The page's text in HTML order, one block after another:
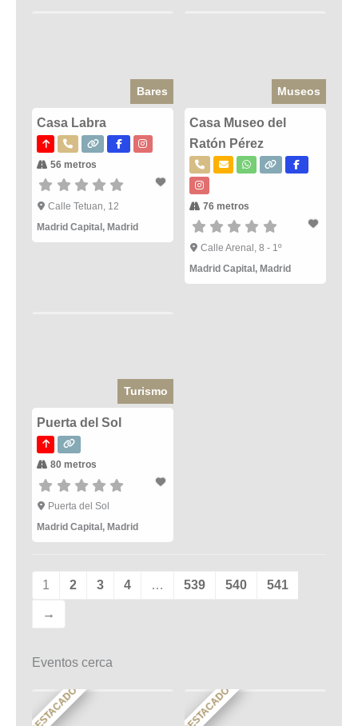
Bares
Casa Labra
56 metros
Calle Tetuan, 12
Madrid Capital, Madrid
Museos
Casa Museo del
Ratón Pérez
76 metros
Calle Arenal, 8 - 1º
Madrid Capital,Madrid
Turismo
Puerta del Sol
80 metros
Puerta del Sol
Madrid Capital , Madrid
1 2 3 4 … 539 540 541
→
Eventos cerca
DESTACADO DESTACADO